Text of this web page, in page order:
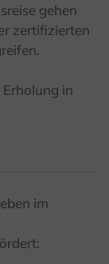
gehen
zertifizierten
in
im